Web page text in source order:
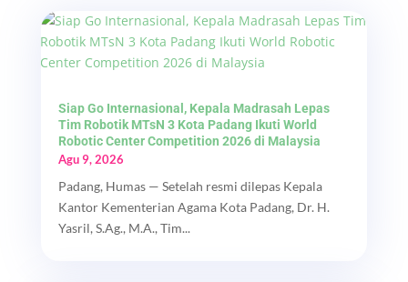
Siap Go Internasional, Kepala Madrasah Lepas
Tim Robotik MTsN 3 Kota Padang Ikuti World
Robotic Center Competition 2026 di Malaysia
Agu 9, 2026
Padang, Humas — Setelah resmi dilepas Kepala
Kantor Kementerian Agama Kota Padang, Dr. H.
Yasril, S.Ag., M.A., Tim...